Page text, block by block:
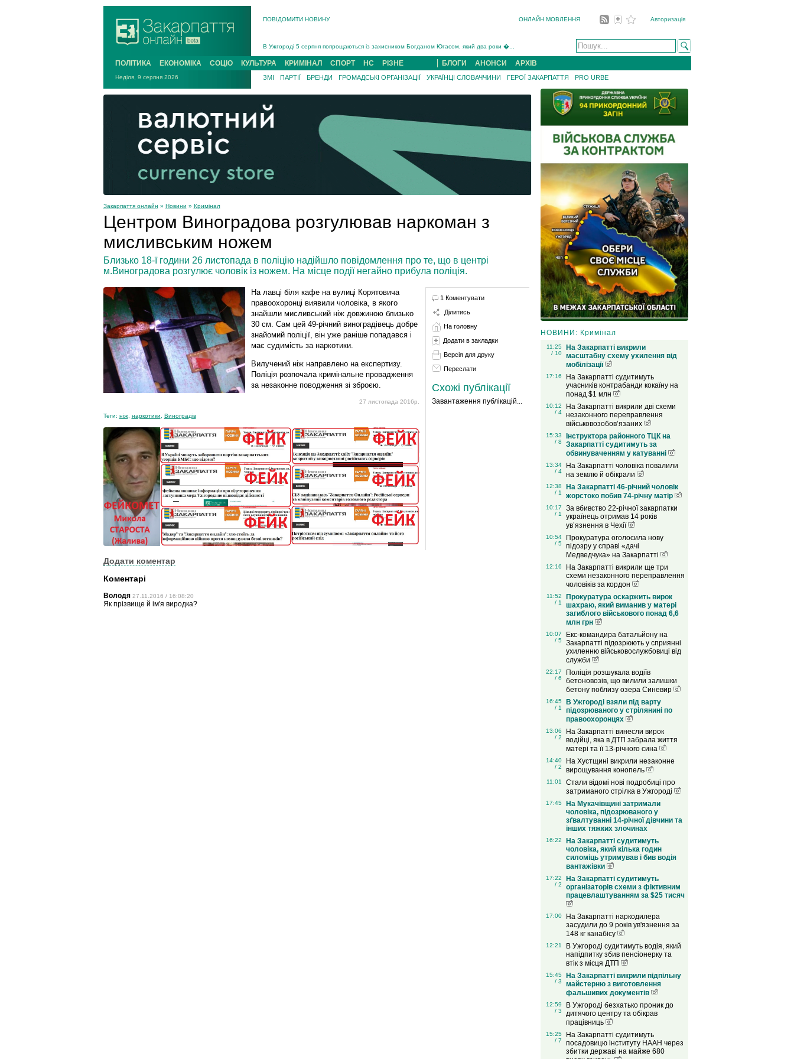
ПОВІДОМИТИ НОВИНУ ОНЛАЙН МОВЛЕННЯ Авторизація
В Ужгороді попрощаються із полеглим на війні з росією захисником Володимиром Йор�...
Підтвердили загибель захисника із Нанкова на Хустщині Юліана Гербея (ФОТО)[/gree...
На війні з рф поліг військовий з Виноградова Ігнат Роздяловський (ФОТО)...
На війні загинув 26-річний військовий із Чинадійова на Мукачівщині �...
ПОЛІТИКА ЕКОНОМІКА СОЦІО КУЛЬТУРА КРИМІНАЛ СПОРТ НС РІЗНЕ БЛОГИ АНОНСИ АРХІВ
Неділя, 9 серпня 2026 ЗМІ ПАРТІЇ БРЕНДИ ГРОМАДСЬКІ ОРГАНІЗАЦІЇ УКРАЇНЦІ СЛОВАЧЧИНИ ГЕРОЇ ЗАКАРПАТТЯ PRO URBE
Закарпаття онлайн » Новини » Кримінал
Центром Виноградова розгулював наркоман з
мисливським ножем
Близько 18-ї години 26 листопада в поліцію надійшло повідомлення про те, що в центрі
м.Виноградова розгулює чоловік із ножем. На місце події негайно прибула поліція.
На лавці біля кафе на вулиці Корятовича
правоохоронці виявили чоловіка, в якого
знайшли мисливський ніж довжиною близько
30 см. Сам цей 49-річний виноградівець добре
знайомий поліції, він уже раніше попадався і
має судимість за наркотики.
Вилучений ніж направлено на експертизу.
Поліція розпочала кримінальне провадження
за незаконне поводження зі зброєю.
27 листопада 2016р.
Теги: ніж, наркотики Виноградів
Додати коментар
Коментарі
Володя 27.11.2016 / 16:08:20
Як прізвище й ім'я виродка?
1 Коментувати
Ділитись
На головну
Додати в закладки
Версія для друку
Переслати
Схожі публікації
Завантаження публікацій...
НОВИНИ: Кримінал
11:25
/ 10
На Закарпатті викрили
масштабну схему ухилення від
мобілізації
17:16
На Закарпатті судитимуть
учасників контрабанди кокаїну на
понад $1 млн
10:12
/ 4
На Закарпатті викрили дві схеми
незаконного переправлення
військовозобов’язаних
15:33
/ 8
Інструктора районного ТЦК на
Закарпатті судитимуть за
обвинуваченням у катуванні
13:34
/ 4
На Закарпатті чоловіка повалили
на землю й обікрали
12:38
/ 1
На Закарпатті 46-річний чоловік
жорстоко побив 74-річну матір
10:17
/ 1
За вбивство 22-річної закарпатки
українець отримав 14 років
ув’язнення в Чехії
10:54
/ 5
Прокуратура оголосила нову
підозру у справі «дачі
Медведчука» на Закарпатті
12:16
На Закарпатті викрили ще три
схеми незаконного переправлення
чоловіків за кордон
11:52
/ 1
Прокуратура оскаржить вирок
шахраю, який виманив у матері
загиблого військового понад 6,6
млн грн
10:07
/ 5
Екс-командира батальйону на
Закарпатті підозрюють у сприянні
ухиленню військовослужбовиці від
служби
22:17
/ 6
Поліція розшукала водіїв
бетоновозів, що вилили залишки
бетону поблизу озера Синевир
16:45
/ 1
В Ужгороді взяли під варту
підозрюваного у стрілянині по
правоохоронцях
13:06
/ 2
На Закарпатті винесли вирок
водійці, яка в ДТП забрала життя
матері та її 13-річного сина
14:40
/ 2
На Хустщині викрили незаконне
вирощування конопель
11:01
Стали відомі нові подробиці про
затриманого стрілка в Ужгороді
17:45
На Мукачівщині затримали
чоловіка, підозрюваного у
зґвалтуванні 14-річної дівчини та
інших тяжких злочинах
16:22
На Закарпатті судитимуть
чоловіка, який кілька годин
силоміць утримував і бив водія
вантажівки
17:22
/ 2
На Закарпатті судитимуть
організаторів схеми з фіктивним
працевлаштуванням за $25 тисяч
17:00
На Закарпатті наркодилера
засудили до 9 років ув'язнення за
148 кг канабісу
12:21
В Ужгороді судитимуть водія, який
напідпитку збив пенсіонерку та
втік з місця ДТП
15:45
/ 3
На Закарпатті викрили підпільну
майстерню з виготовлення
фальшивих документів
12:59
/ 3
В Ужгороді безхатько проник до
дитячого центру та обікрав
працівниць
15:25
/ 7
На Закарпатті судитимуть
посадовицю інституту НААН через
збитки державі на майже 680